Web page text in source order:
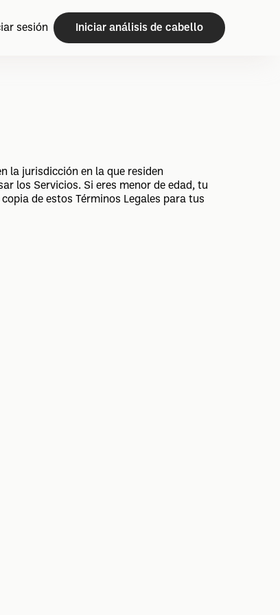
sesión Iniciar análisis de cabello
la jurisdicción en la que residen
los Servicios. Si eres menor de edad, tu
de estos Términos Legales para tus